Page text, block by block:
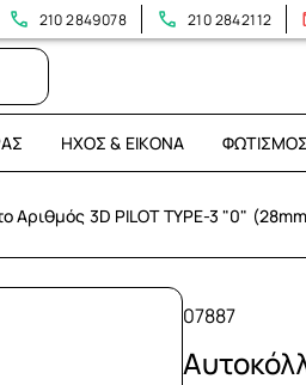
210 2849078 210 2842112
ΉΧΟΣ & ΕΙΚΌΝΑ ΦΩΤΙΣΜΌΣ
Αριθμός 3D PILOT TYPE-3 "0"
07887